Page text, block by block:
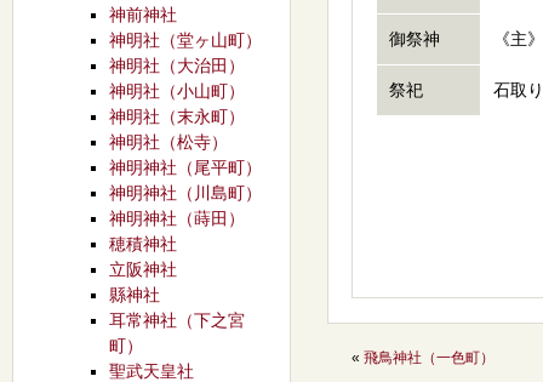
御祭神 《主
祭祀 石取
« 飛鳥神社（一色町）
神前神社
神明社（堂ヶ山町）
神明社（大治田）
神明社（小山町）
神明社（末永町）
神明社（松寺）
神明神社（尾平町）
神明神社（川島町）
神明神社（蒔田）
穂積神社
立阪神社
縣神社
耳常神社（下之宮
町）
聖武天皇社